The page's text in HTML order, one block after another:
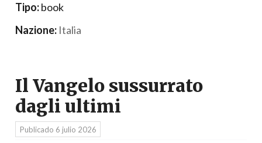
Tipo:book
Nazione: Italia
Il Vangelo sussurrato
dagli ultimi
Publicado 6 julio 2026